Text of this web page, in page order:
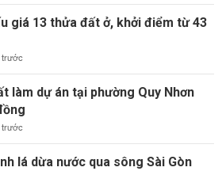
giá 13 thửa đất ở, khởi điểm từ 43
làm dự án tại phường Quy Nhơn
lá dừa nước qua sông Sài Gòn